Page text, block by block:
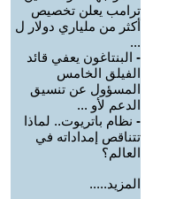
ترامب يعلن تخصيص
أكثر من ملياري دولار ل
...
- البنتاغون يعفي قائد
الفيلق الخامس
المسؤول عن تنسيق
الدعم لأو ...
- نظام باتريوت.. لماذا
تتناقص إمداداته في
العالم؟
المزيد.....